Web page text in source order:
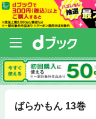
ばらかもん 13巻